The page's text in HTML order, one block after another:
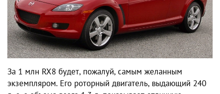
За 1 млн RX8 будет, пожалуй, самым желанным
экземпляром. Его роторный двигатель, выдающий 240